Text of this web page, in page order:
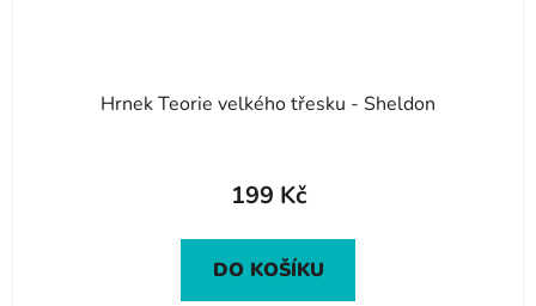
Hrnek Teorie velkého třesku - Sheldon
199 Kč
DO KOŠÍKU